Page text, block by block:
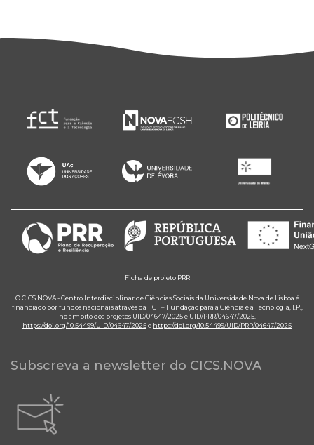
Ficha de projeto PRR
O CICS.NOVA - Centro Interdisciplinar de Ciências Sociais da Universidade Nova de Lisboa é
financiado por fundos nacionais através da FCT – Fundação para a Ciência e a Tecnologia, I.P.,
no âmbito dos projetos UID/04647/2025 e UID/PRR/04647/2025.
https://doi.org/10.54499/UID/04647/2025e https://doi.org/10.54499/UID/PRR/04647/2025
Subscreva a newsletter do CICS.NOVA